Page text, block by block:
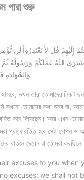
পারা শুরু
اللّهُ عَمَلَكُمْ وَرَسُولُهُ ثُمَّ
وَالشَّهَادَةِ
তখন তারা তোমাদের নিকট
কখনো তোমাদের কথা শুনব না;
করে দিয়েছেন। আর এখন
প্রত্যাবর্তিত হবে সেই গোপন ও
বাতলে দেবেন যা তোমরা করছিলে।
excuses to you when
excuses: we shall not